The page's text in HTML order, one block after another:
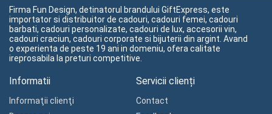
Firma Fun Design, detinatorul brandului GiftExpress, este
importator si distribuitor de cadouri, cadouri femei, cadouri
barbati, cadouri personalizate, cadouri de lux, accesorii vin,
cadouri craciun, cadouri corporate si bijuterii din argint. Avand
o experienta de peste 19 ani in domeniu, ofera calitate
ireprosabila la preturi competitive.
Informatii
Informaţii clienţi
Servicii clienți
Contact